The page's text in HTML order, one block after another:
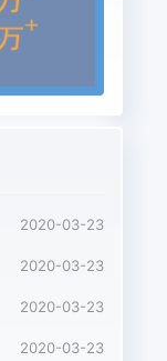
2020-03-23
2020-03-23
2020-03-23
2020-03-23